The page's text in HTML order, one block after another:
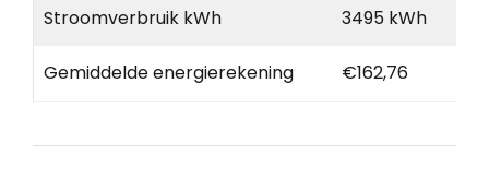
Stroomverbruik kWh 3495 kWh
Gemiddelde energierekening €162,76